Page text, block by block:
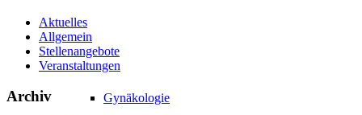
Gynäkologie
Aktuelles
Allgemein
Stellenangebote
Veranstaltungen
Archiv